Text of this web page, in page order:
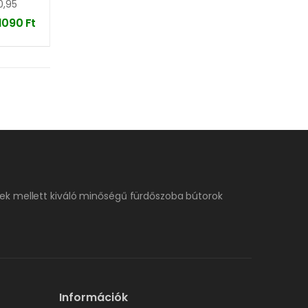
Ft
mellett kiváló minőségű fürdőszoba bútorok
Információk